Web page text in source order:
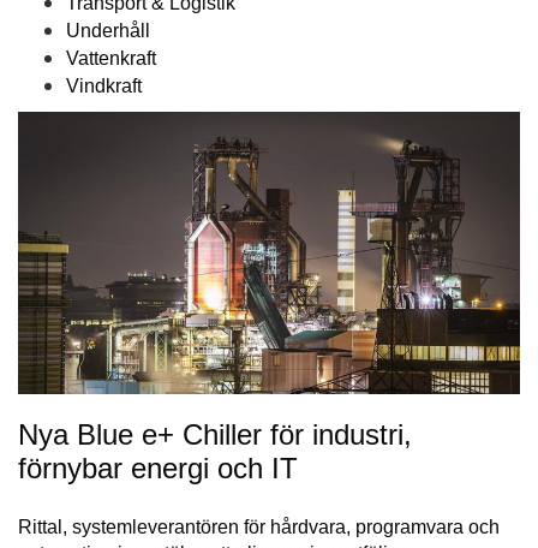
Underhåll
Vattenkraft
Vindkraft
Nya Blue e+ Chiller för industri,
förnybar energi och IT
Rittal, systemleverantören för hårdvara, programvara och